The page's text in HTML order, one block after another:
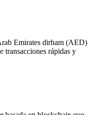
Emirates dirham (AED)
transacciones rápidas y